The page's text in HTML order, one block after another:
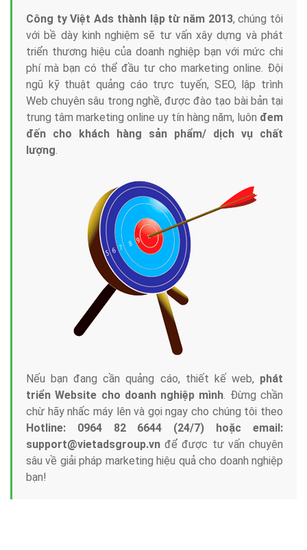
Công ty Việt Ads thành lập từ năm 2013, chúng tôi
với bề dày kinh nghiệm sẽ tư vấn xây dựng và phát
triển thương hiệu của doanh nghiệp bạn với mức chi
phí mà bạn có thể đầu tư cho marketing online. Đội
ngũ kỹ thuật quảng cáo trực tuyến, SEO, lập trình
Web chuyên sâu trong nghề, được đào tạo bài bản tại
trung tâm marketing online uy tín hàng năm, luôn đem
đến cho khách hàng sản phẩm/ dịch vụ chất
lượng.
Nếu bạn đang cần quảng cáo, thiết kế web, phát
triển Website cho doanh nghiệp mình. Đừng chần
chừ hãy nhấc máy lên và gọi ngay cho chúng tôi theo
Hotline: 0964 82 6644 (24/7) hoặc email:
support@vietadsgroup.vn để được tư vấn chuyên
sâu về giải pháp marketing hiệu quả cho doanh nghiệp
bạn!